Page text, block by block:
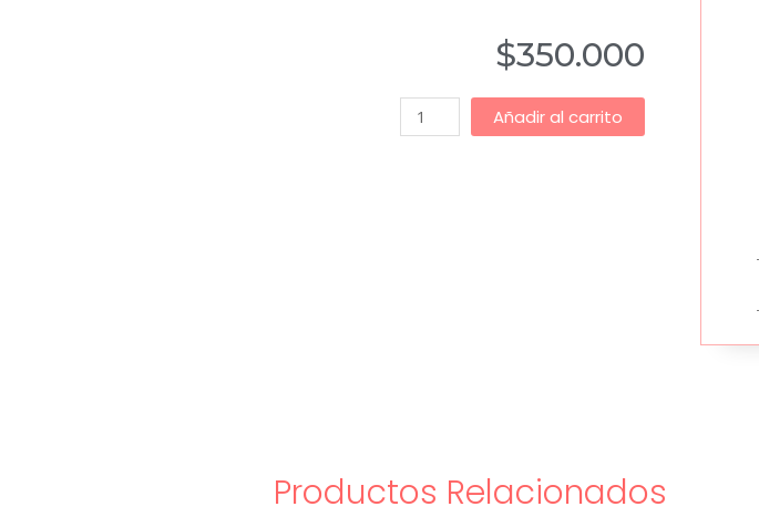
$350.000
Añadir al carrito
Productos Relacionados